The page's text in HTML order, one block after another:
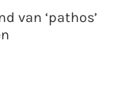
van ‘pathos’